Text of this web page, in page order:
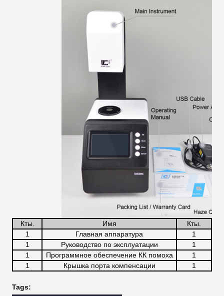
Кты. Имя
Кты.
1
Главная аппаратура
1
1
Руководство по эксплуатации
1
1
Программное обеспечение КК помоха
1
1
Крышка порта компенсации 1
Tags: